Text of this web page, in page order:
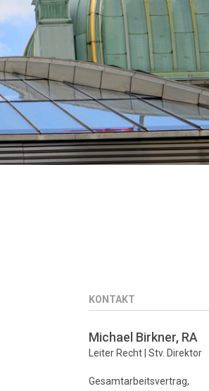
KONTAKT
Michael Birkner, RA
Leiter Recht | Stv. Direktor
Gesamtarbeitsvertrag,